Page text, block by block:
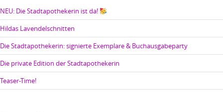
NEU: Die Stadtapothekerin ist da!
Hildas Lavendelschnitten
Die Stadtapothekerin: signierte Exemplare & Buchausgabeparty
Die private Edition der Stadtapothekerin
Teaser-Time!